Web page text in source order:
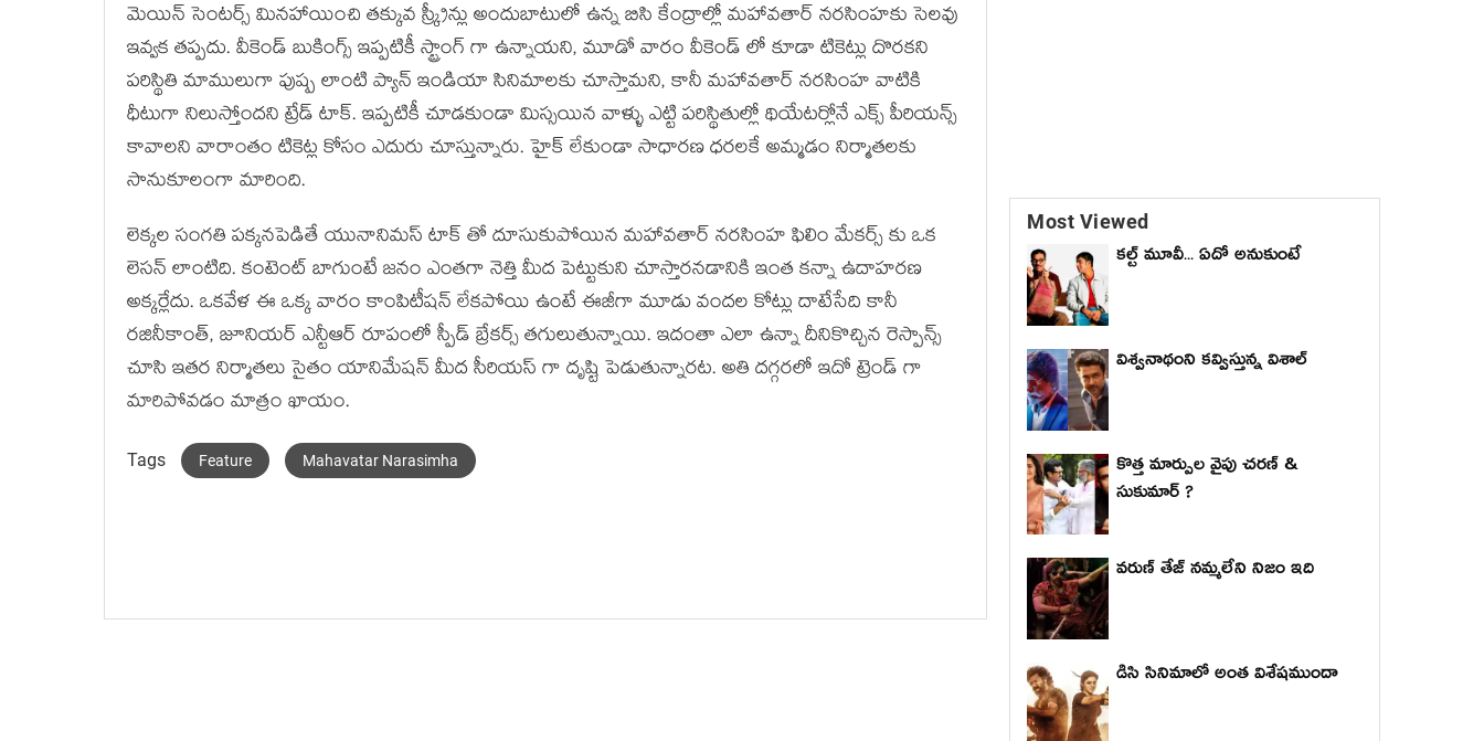
మెయిన్ సెంటర్స్ మినహాయించి తక్కువ స్క్రీన్లు అందుబాటులో ఉన్న బిసి కేంద్రాల్లో మహావతార్ నరసింహకు సెలవు
ఇవ్వక తప్పదు. వీకెండ్ బుకింగ్స్ ఇప్పటికీ స్ట్రాంగ్ గా ఉన్నాయని, మూడో వారం వీకెండ్ లో కూడా టికెట్లు దొరకని
పరిస్థితి మాములుగా పుష్ప లాంటి ప్యాన్ ఇండియా సినిమాలకు చూస్తామని, కానీ మహావతార్ నరసింహ వాటికి
ధీటుగా నిలుస్తోందని ట్రేడ్ టాక్. ఇప్పటికీ చూడకుండా మిస్సయిన వాళ్ళు ఎట్టి పరిస్థితుల్లో థియేటర్లోనే ఎక్స్ పీరియన్స్
కావాలని వారాంతం టికెట్ల కోసం ఎదురు చూస్తున్నారు. హైక్ లేకుండా సాధారణ ధరలకే అమ్మడం నిర్మాతలకు
సానుకూలంగా మారింది.
లెక్కల సంగతి పక్కనపెడితే యునానిమస్ టాక్ తో దూసుకుపోయిన మహావతార్ నరసింహ ఫిలిం మేకర్స్ కు ఒక
లెసన్ లాంటిది. కంటెంట్ బాగుంటే జనం ఎంతగా నెత్తి మీద పెట్టుకుని చూస్తారనడానికి ఇంత కన్నా ఉదాహరణ
అక్కర్లేదు. ఒకవేళ ఈ ఒక్క వారం కాంపిటీషన్ లేకపోయి ఉంటే ఈజీగా మూడు వందల కోట్లు దాటేసేది కానీ
రజినీకాంత్, జూనియర్ ఎన్టీఆర్ రూపంలో స్పీడ్ బ్రేకర్స్ తగులుతున్నాయి. ఇదంతా ఎలా ఉన్నా దీనికొచ్చిన రెస్పాన్స్
చూసి ఇతర నిర్మాతలు సైతం యానిమేషన్ మీద సీరియస్ గా దృష్టి పెడుతున్నారట. అతి దగ్గరలో ఇదో ట్రెండ్ గా
మారిపోవడం మాత్రం ఖాయం.
Tags Feature Mahavatar Narasimha
Most Viewed
కల్ట్ మూవీ... ఏదో అనుకుంటే
విశ్వనాథంని కవ్విస్తున్న విశాల్
కొత్త మార్పుల వైపు చరణ్ &
సుకుమార్ ?
వరుణ్ తేజ్ నమ్మలేని నిజం ఇది
డిసి సినిమాలో అంత విశేషముందా